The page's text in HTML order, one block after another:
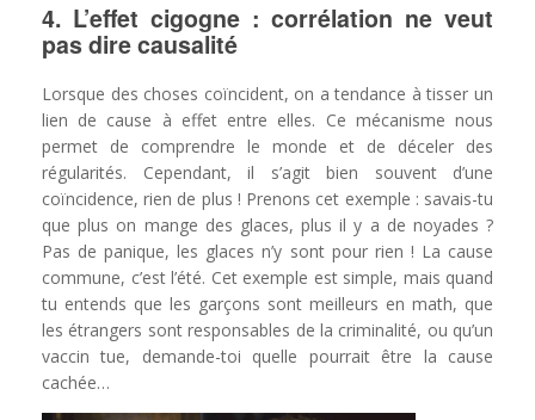
4. L’effet cigogne : corrélation ne veut
pas dire causalité
Lorsque des choses coïncident, on a tendance à tisser un
lien de cause à effet entre elles. Ce mécanisme nous
permet de comprendre le monde et de déceler des
régularités. Cependant, il s’agit bien souvent d’une
coïncidence, rien de plus ! Prenons cet exemple : savais-tu
que plus on mange des glaces, plus il y a de noyades ?
Pas de panique, les glaces n’y sont pour rien ! La cause
commune, c’est l’été. Cet exemple est simple, mais quand
tu entends que les garçons sont meilleurs en math, que
les étrangers sont responsables de la criminalité, ou qu’un
vaccin tue, demande-toi quelle pourrait être la cause
cachée…